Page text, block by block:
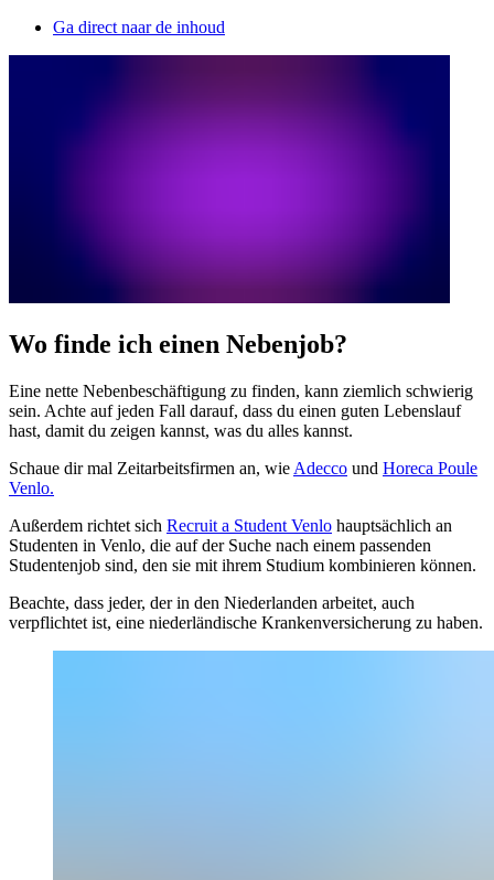
Ga direct naar de inhoud
Wo finde ich einen Nebenjob?
Eine nette Nebenbeschäftigung zu finden, kann ziemlich schwierig
sein. Achte auf jeden Fall darauf, dass du einen guten Lebenslauf
hast, damit du zeigen kannst, was du alles kannst.
Schaue dir mal Zeitarbeitsfirmen an, wie Adecco und Horeca Poule
Venlo.
Außerdem richtet sich Recruit a Student Venlo hauptsächlich an
Studenten in Venlo, die auf der Suche nach einem passenden
Studentenjob sind, den sie mit ihrem Studium kombinieren können.
Beachte, dass jeder, der in den Niederlanden arbeitet, auch
verpflichtet ist, eine niederländische Krankenversicherung zu haben.